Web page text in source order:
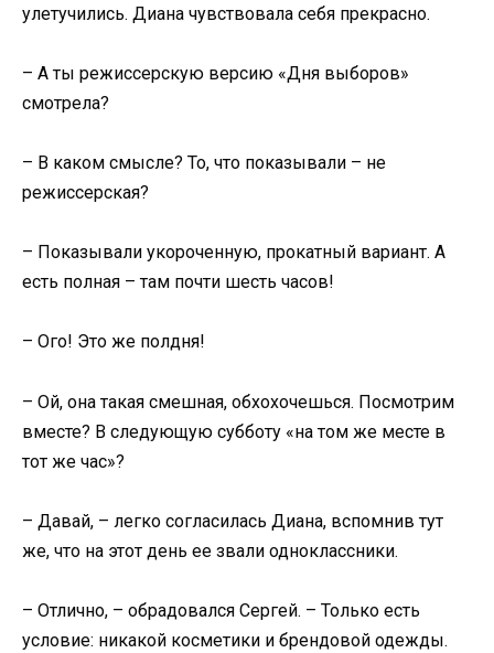
улетучились. Диана чувствовала себя прекрасно.
– А ты режиссерскую версию «Дня выборов»
смотрела?
– В каком смысле? То, что показывали – не
режиссерская?
– Показывали укороченную, прокатный вариант. А
есть полная – там почти шесть часов!
– Ого! Это же полдня!
– Ой, она такая смешная, обхохочешься. Посмотрим
вместе? В следующую субботу «на том же месте в
тот же час»?
– Давай, – легко согласилась Диана, вспомнив тут
же, что на этот день ее звали одноклассники.
– Отлично, – обрадовался Сергей. – Только есть
условие: никакой косметики и брендовой одежды.